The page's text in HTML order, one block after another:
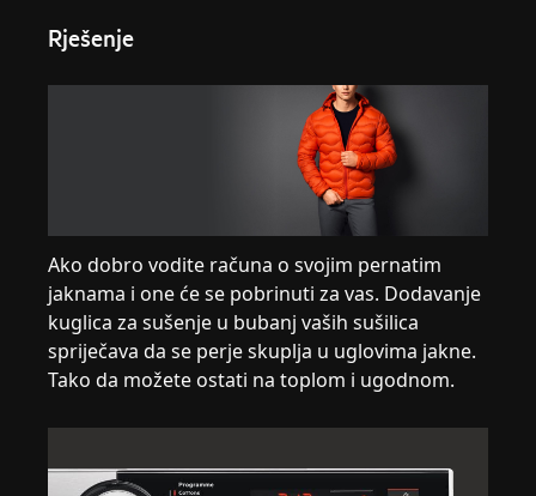
Rješenje
Ako dobro vodite računa o svojim pernatim
jaknama i one će se pobrinuti za vas. Dodavanje
kuglica za sušenje u bubanj vaših sušilica
spriječava da se perje skuplja u uglovima jakne.
Tako da možete ostati na toplom i ugodnom.